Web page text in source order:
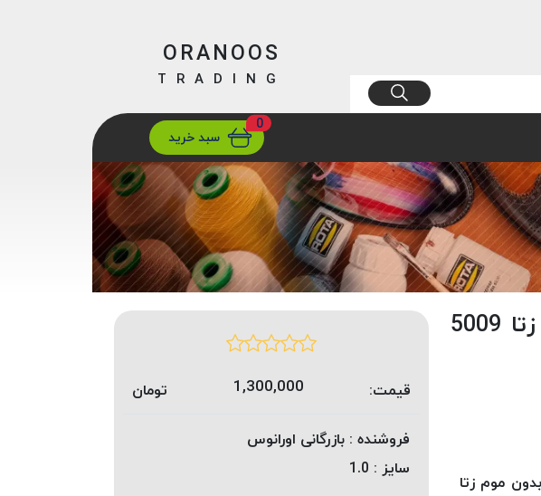
ارسالتهران/ تهران
ORANOOS
TRADING
0
سبد خرید
نخ بافت بدون موم کرد زتا 5009
موم زتا
قیمت: 1,300,000
تومان
فروشنده : بازرگانی اورانوس
سایز : 1.0